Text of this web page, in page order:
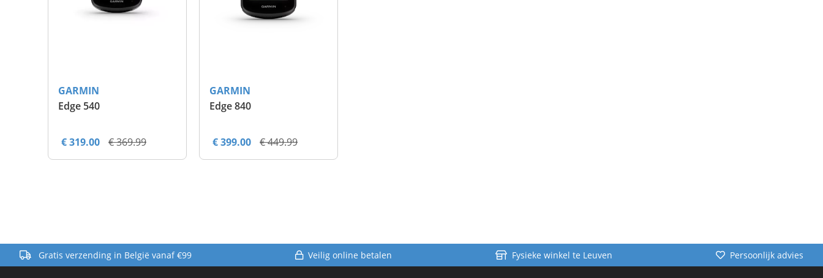
GARMIN
Edge 540
€ 319.00 € 369.99
GARMIN
Edge 840
€ 399.00 € 449.99
Gratis verzending in België vanaf €99 Veilig online betalen Fysieke winkel te Leuven Persoonlijk advies